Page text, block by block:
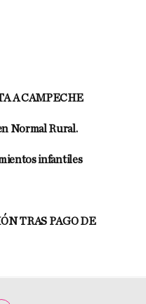
A CAMPECHE
Normal Rural.
infantiles
TRAS PAGO DE